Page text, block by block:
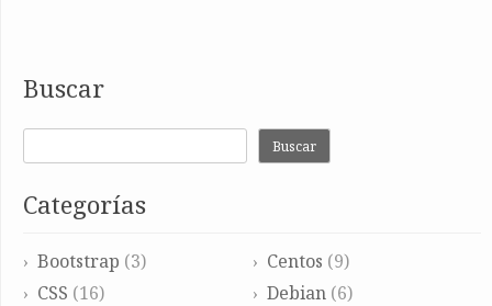
Buscar
Buscar
Categorías
Bootstrap (3) Centos (9)
CSS (16) Debian(6)